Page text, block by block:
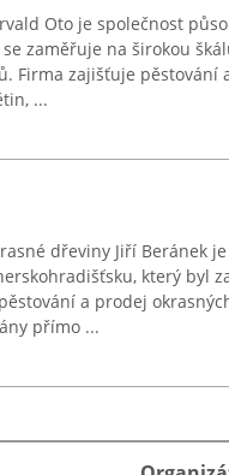
Oto je společnost
zaměřuje na širokou
Firma zajišťuje pěstování
...
dřeviny Jiří Beránek
který byl
a prodej
přímo ...